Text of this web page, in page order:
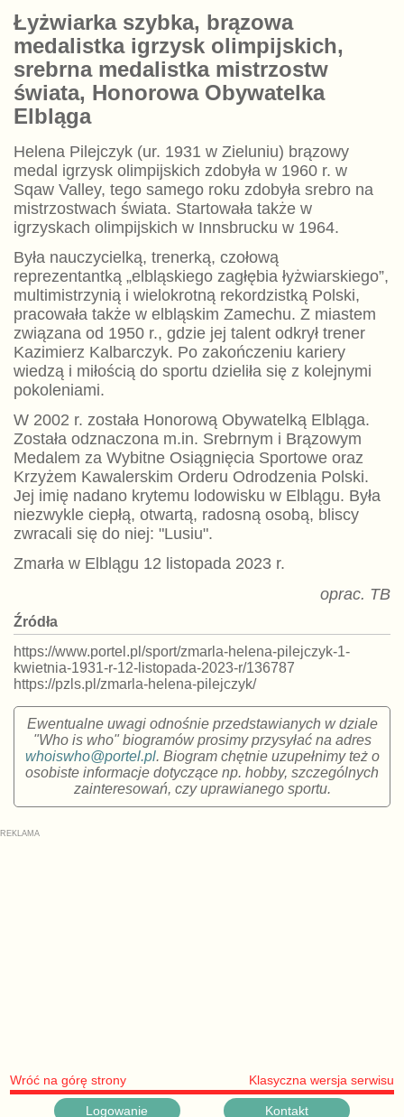
Łyżwiarka szybka, brązowa
medalistka igrzysk olimpijskich,
srebrna medalistka mistrzostw
świata, Honorowa Obywatelka
Elbląga
Helena Pilejczyk (ur. 1931 w Zieluniu) brązowy
medal igrzysk olimpijskich zdobyła w 1960 r. w
Sqaw Valley, tego samego roku zdobyła srebro na
mistrzostwach świata. Startowała także w
igrzyskach olimpijskich w Innsbrucku w 1964.
Była nauczycielką, trenerką, czołową
reprezentantką „elbląskiego zagłębia łyżwiarskiego”,
multimistrzynią i wielokrotną rekordzistką Polski,
pracowała także w elbląskim Zamechu. Z miastem
związana od 1950 r., gdzie jej talent odkrył trener
Kazimierz Kalbarczyk. Po zakończeniu kariery
wiedzą i miłością do sportu dzieliła się z kolejnymi
pokoleniami.
W 2002 r. została Honorową Obywatelką Elbląga.
Została odznaczona m.in. Srebrnym i Brązowym
Medalem za Wybitne Osiągnięcia Sportowe oraz
Krzyżem Kawalerskim Orderu Odrodzenia Polski.
Jej imię nadano krytemu lodowisku w Elblągu. Była
niezwykle ciepłą, otwartą, radosną osobą, bliscy
zwracali się do niej: "Lusiu".
Zmarła w Elblągu 12 listopada 2023 r.
oprac. TB
Źródła
https://www.portel.pl/sport/zmarla-helena-pilejczyk-1-
kwietnia-1931-r-12-listopada-2023-r/136787
https://pzls.pl/zmarla-helena-pilejczyk/
Ewentualne uwagi odnośnie przedstawianych w dziale
"Who is who" biogramów prosimy przysyłać na adres
whoiswho@portel.pl. Biogram chętnie uzupełnimy też o
osobiste informacje dotyczące np. hobby, szczególnych
zainteresowań, czy uprawianego sportu.
Wróć na górę strony Klasyczna wersja serwisu
Logowanie Kontakt